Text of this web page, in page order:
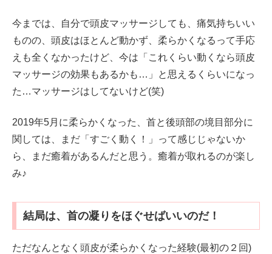
今までは、自分で頭皮マッサージしても、痛気持ちいい
ものの、頭皮はほとんど動かず、柔らかくなるって手応
えも全くなかったけど、今は「これくらい動くなら頭皮
マッサージの効果もあるかも…」と思えるくらいになっ
た…マッサージはしてないけど(笑)
2019年5月に柔らかくなった、首と後頭部の境目部分に
関しては、まだ「すごく動く！」って感じじゃないか
ら、まだ癒着があるんだと思う。癒着が取れるのが楽し
み♪
結局は、首の凝りをほぐせばいいのだ！
ただなんとなく頭皮が柔らかくなった経験(最初の２回)